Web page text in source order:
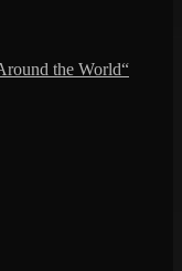
the World“